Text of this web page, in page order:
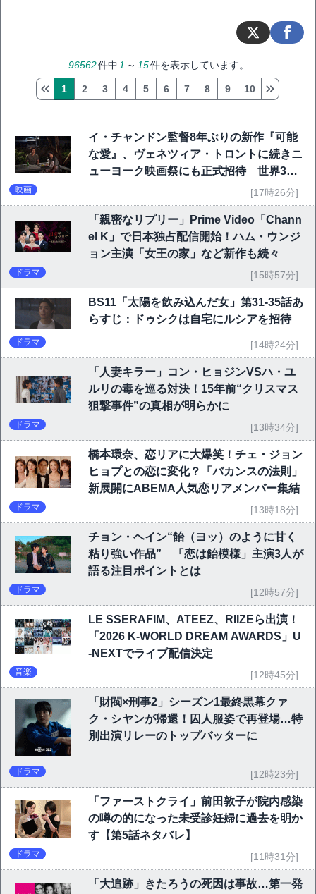
96562件中 1 ～ 15件を表示しています。
1 2 3 4 5 6 7 8 9 10
イ・チャンドン監督8年ぶりの新作『可能
な愛』、ヴェネツィア・トロントに続きニ
ューヨーク映画祭にも正式招待 世界3大
映画 [17時26分]
「親密なリプリー」Prime Video「Chann
el K」で日本独占配信開始！ハム・ウンジ
ョン主演「女王の家」など新作も続々
ドラマ [15時57分]
BS11「太陽を飲み込んだ女」第31-35話あ
らすじ：ドゥシクは自宅にルシアを招待
ドラマ [14時24分]
「人妻キラー」コン・ヒョジンVSハ・ユ
ルリの毒を巡る対決！15年前“クリスマス
狙撃事件”の真相が明らかに
ドラマ [13時34分]
橋本環奈、恋リアに大爆笑！チェ・ジョン
ヒョプとの恋に変化？「バカンスの法則」
新展開にABEMA人気恋リアメンバー集結
ドラマ [13時18分]
チョン・ヘイン“飴（ヨッ）のように甘く
粘り強い作品” 「恋は飴模様」主演3人が
語る注目ポイントとは
ドラマ [12時57分]
LE SSERAFIM、ATEEZ、RIIZEら出演！
「2026 K-WORLD DREAM AWARDS」U
-NEXTでライブ配信決定
音楽 [12時45分]
「財閥×刑事2」シーズン1最終黒幕クァ
ク・シヤンが帰還！囚人服姿で再登場…特
別出演リレーのトップバッターに
ドラマ [12時23分]
「ファーストクライ」前田敦子が院内感染
の噂の的になった未受診妊婦に過去を明か
す【第5話ネタバレ】
ドラマ [11時31分]
「大追跡」きたろうの死因は事故…第一発